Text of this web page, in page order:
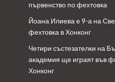
първенство по фехтовка
Йоана Илиева е 9-а на
фехтовка в Хонконг
Четири състезателки на
академия ще играят във
Хонконг